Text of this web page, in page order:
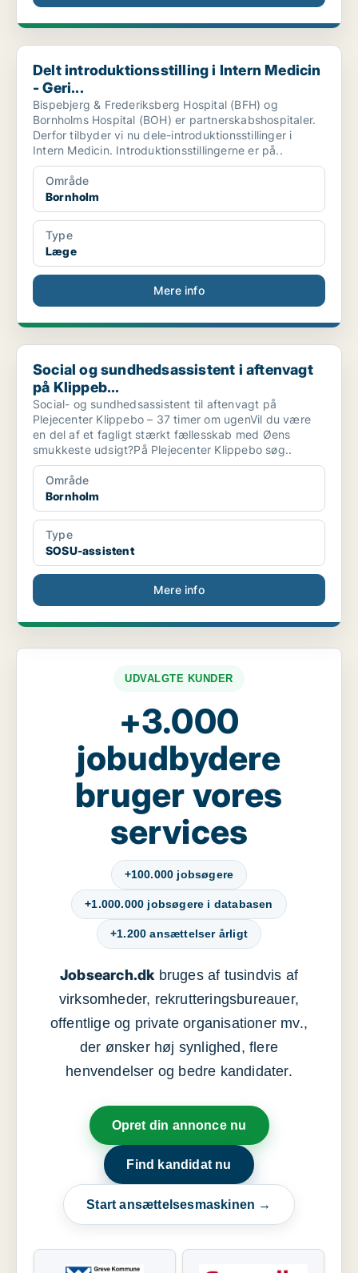
Delt introduktionsstilling i Intern Medicin - Geri...
Delt introduktionsstilling i Intern Medicin
- Geri...
Bispebjerg & Frederiksberg Hospital (BFH) og
Bornholms Hospital (BOH) er partnerskabshospitaler.
Derfor tilbyder vi nu dele-introduktionsstillinger i
Intern Medicin. Introduktionsstillingerne er på..
Område
Bornholm
Type
Læge
Mere info
Social og sundhedsassistent i aftenvagt på Klippeb...
Social og sundhedsassistent i aftenvagt
på Klippeb...
Social- og sundhedsassistent til aftenvagt på
Plejecenter Klippebo – 37 timer om ugenVil du være
en del af et fagligt stærkt fællesskab med Øens
smukkeste udsigt?På Plejecenter Klippebo søg..
Område
Bornholm
Type
SOSU-assistent
Mere info
UDVALGTE KUNDER
+3.000
jobudbydere
bruger vores
services
+100.000 jobsøgere
+1.000.000 jobsøgere i databasen
+1.200 ansættelser årligt
Jobsearch.dkbruges af tusindvis af
virksomheder, rekrutteringsbureauer,
offentlige og private organisationer mv.,
der ønsker høj synlighed, flere
henvendelser og bedre kandidater.
Opret din annonce nu
Find kandidat nu
Start ansættelsesmaskinen →